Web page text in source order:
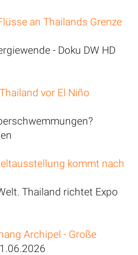
an Thailands Grenze
- Doku DW HD
vor El Niño
kommt nach
Thailand richtet Expo
Archipel - Große